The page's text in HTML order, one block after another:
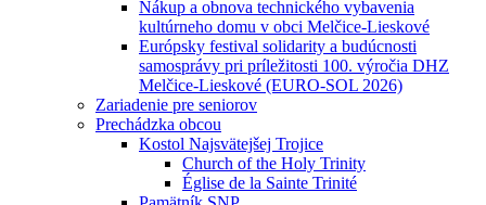
Nákup a obnova technického vybavenia
kultúrneho domu v obci Melčice-Lieskové
Európsky festival solidarity a budúcnosti
samosprávy pri príležitosti 100. výročia DHZ
Melčice-Lieskové (EURO-SOL 2026)
Zariadenie pre seniorov
Prechádzka obcou
Kostol Najsvätejšej Trojice
Church of the Holy Trinity
Église de la Sainte Trinité